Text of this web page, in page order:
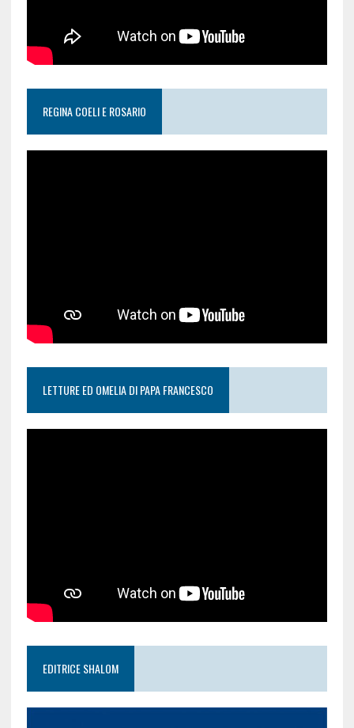
REGINA COELI E ROSARIO
LETTURE ED OMELIA DI PAPA FRANCESCO
EDITRICE SHALOM